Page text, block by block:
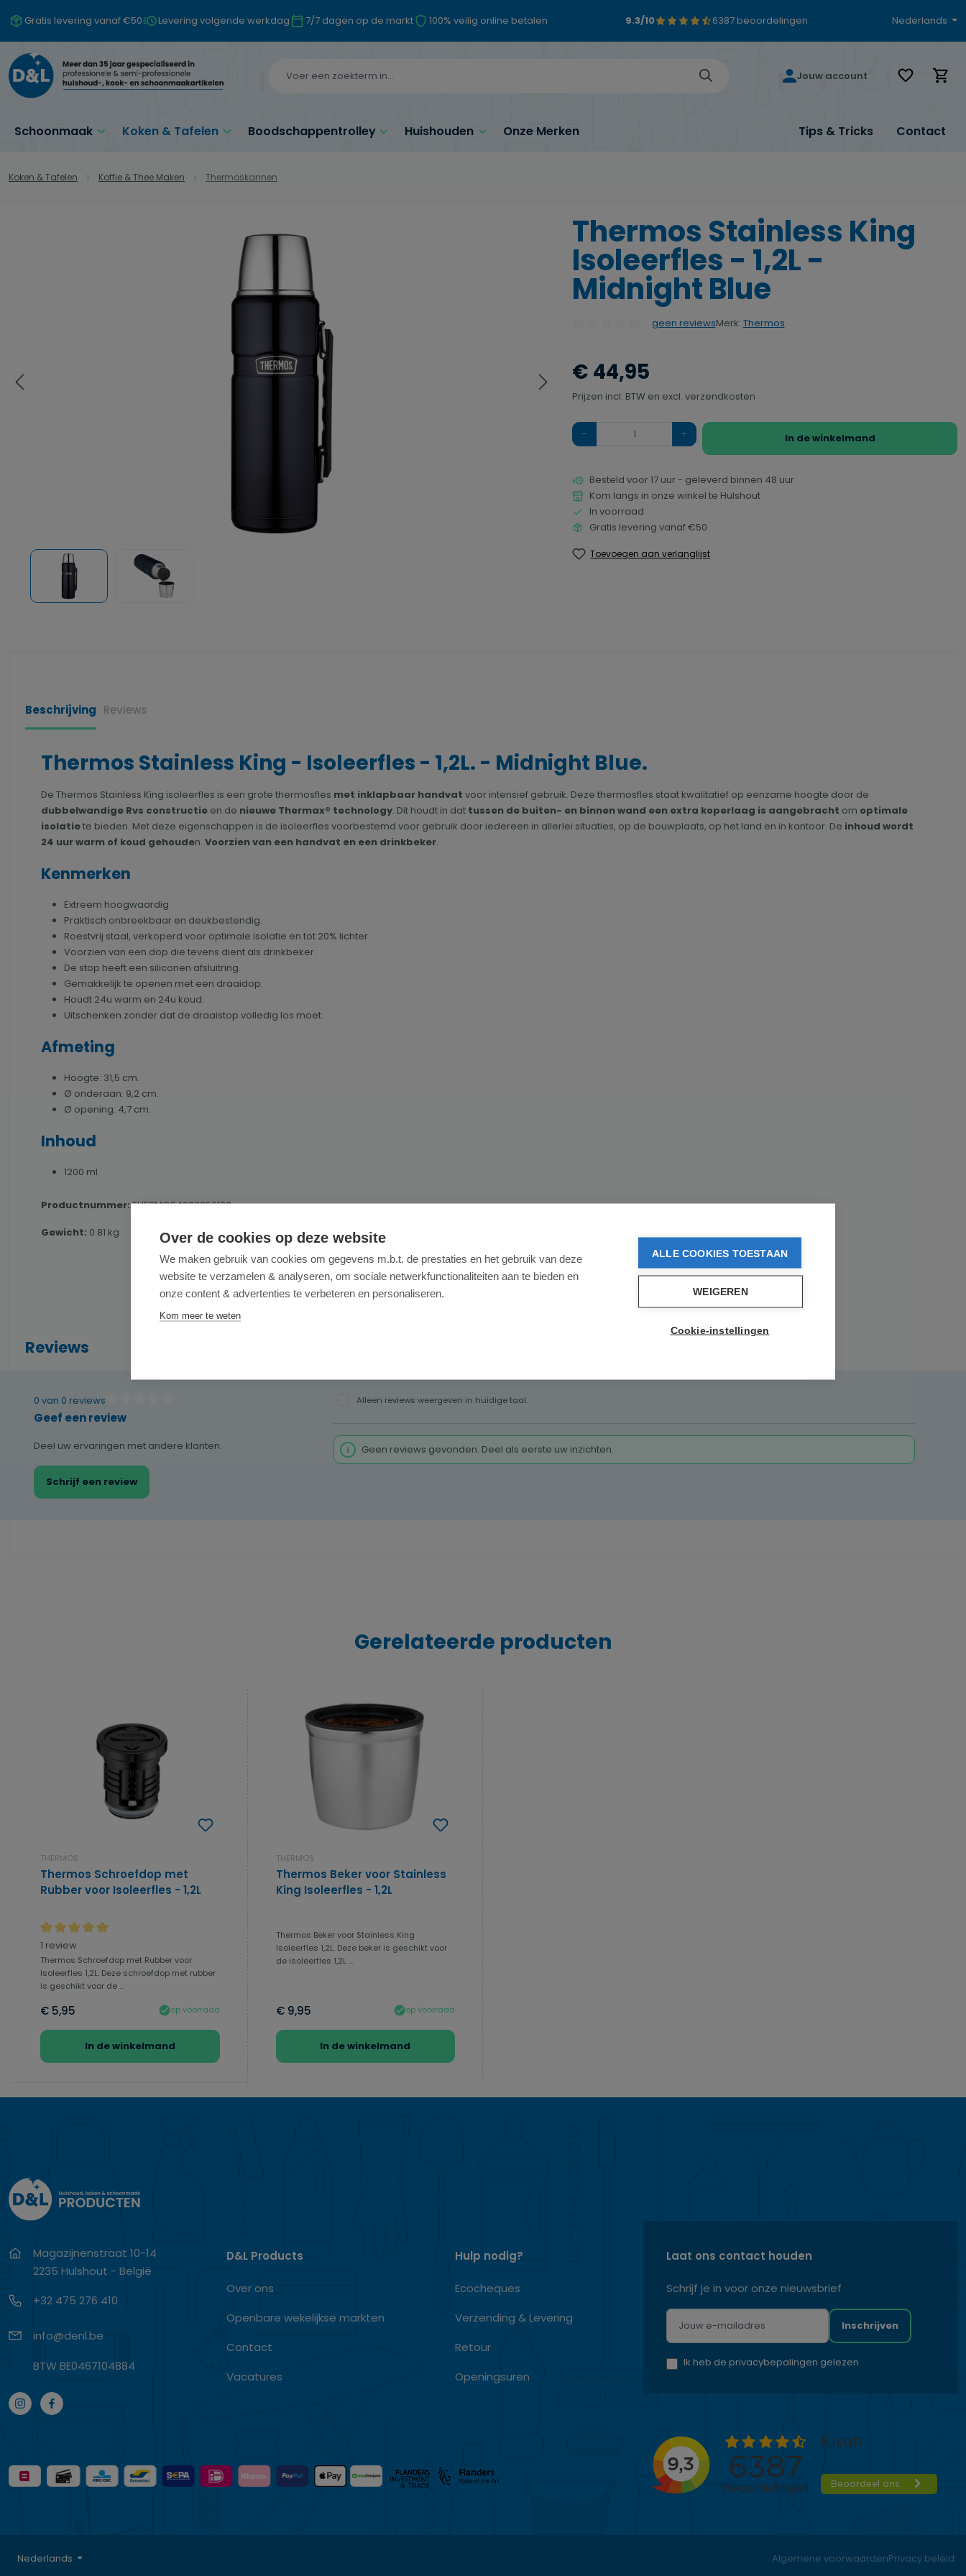
de hoofdinhoud
Ga naar de zoekopdracht
Ga naar de hoofdnavigatie
Gratis levering vanaf €50 Levering volgende werkdag 7/7 dagen op de markt 100% veilig online betalen 9.3/10 6387 beoordelingen Nederlands
Jouw account Je hebt 0
Schoonmaak Koken & Tafelen Boodschappentrolley Huishouden Onze Merken Tips & Tricks Contact
Koken & Tafelen Koffie & Thee Maken Thermoskannen
Thermos Stainless King
Isoleerfles - 1,2L -
Midnight Blue
geen reviewsMerk: Thermos
€ 44,95
Prijzen incl. BTW en excl. verzendkosten
Hoeveelheid
In de winkelmand
Besteld voor 17 uur - geleverd binnen 48 uur
Kom langs in onze winkel te Hulshout
In voorraad
Gratis levering vanaf €50
Toevoegen aan verlanglijst
Beschrijving Reviews
Thermos Stainless King - Isoleerfles - 1,2L. - Midnight Blue.
De Thermos Stainless King isoleerfles is een grote thermosfles met inklapbaar handvat voor intensief gebruik. Deze thermosfles staat kwalitatief op eenzame hoogte door de
dubbelwandige Rvs constructie en de nieuwe Thermax® technology. Dit houdt in dat tussen de buiten- en binnen wand een extra koperlaag is aangebracht om optimale
isolatiete bieden. Met deze eigenschappen is de isoleerfles voorbestemd voor gebruik door iedereen in allerlei situaties, op de bouwplaats, op het land en in kantoor. De inhoud wordt
24 uur warm of koud gehouden. Voorzien van een handvat en een drinkbeker.
Kenmerken
Extreem hoogwaardig
Praktisch onbreekbaar en deukbestendig.
Roestvrij staal, verkoperd voor optimale isolatie en tot 20% lichter.
Voorzien van een dop die tevens dient als drinkbeker.
De stop heeft een siliconen afsluitring.
Gemakkelijk te openen met een draaidop.
Houdt 24u warm en 24u koud.
Uitschenken zonder dat de draaistop volledig los moet.
Afmeting
Hoogte: 31,5 cm.
Ø onderaan: 9,2 cm.
Ø opening: 4,7 cm.
Inhoud
1200 ml.
Productnummer:THERMOS4003256120
Gewicht: 0.81 kg
Reviews
0 van 0 reviews
Gemiddelde waardering van 0 van 5 sterren
Geef een review
Deel uw ervaringen met andere klanten.
Schrijf een review
Alleen reviews weergeven in huidige taal.
Geen reviews gevonden. Deel als eerste uw inzichten.
Gerelateerde producten
THERMOS
Thermos Schroefdop met
Rubber voor Isoleerfles - 1,2L
Gemiddelde waardering van 5 van 5 sterren
1 review
Thermos Schroefdop met Rubber voor
Isoleerfles 1,2L. Deze schroefdop met rubber
is geschikt voor de ...
€ 5,95 op voorraad
In de winkelmand
THERMOS
Thermos Beker voor Stainless
King Isoleerfles - 1,2L
Thermos Beker voor Stainless King
Isoleerfles 1,2L. Deze beker is geschikt voor
de isoleerfles 1,2L ...
€ 9,95 op voorraad
In de winkelmand
Magazijnenstraat 10-14
2235 Hulshout - België
+32 475 276 410
info@denl.be
BTW BE0467104884
D&L Products
Over ons
Openbare wekelijkse markten
Contact
Vacatures
Hulp nodig?
Ecocheques
Verzending & Levering
Retour
Openingsuren
Laat ons contact houden
Schrijf je in voor onze nieuwsbrief
Inschrijven
Ik heb de privacybepalingen gelezen
Nederlands Algemene voorwaardenPrivacy beleid
Over de cookies op deze website
We maken gebruik van cookies om gegevens m.b.t. de prestaties en het gebruik van deze
website te verzamelen & analyseren, om sociale netwerkfunctionaliteiten aan te bieden en
onze content & advertenties te verbeteren en personaliseren.
Kom meer te weten
ALLE COOKIES TOESTAAN
WEIGEREN
Cookie-instellingen